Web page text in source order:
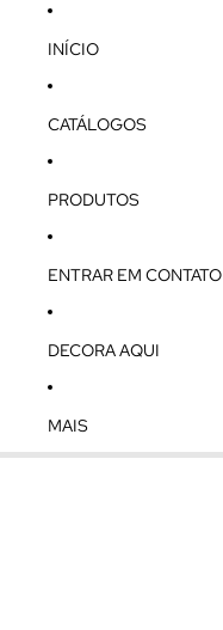
INÍCIO
CATÁLOGOS
PRODUTOS
ENTRAR EM CONTATO
DECORA AQUI
MAIS